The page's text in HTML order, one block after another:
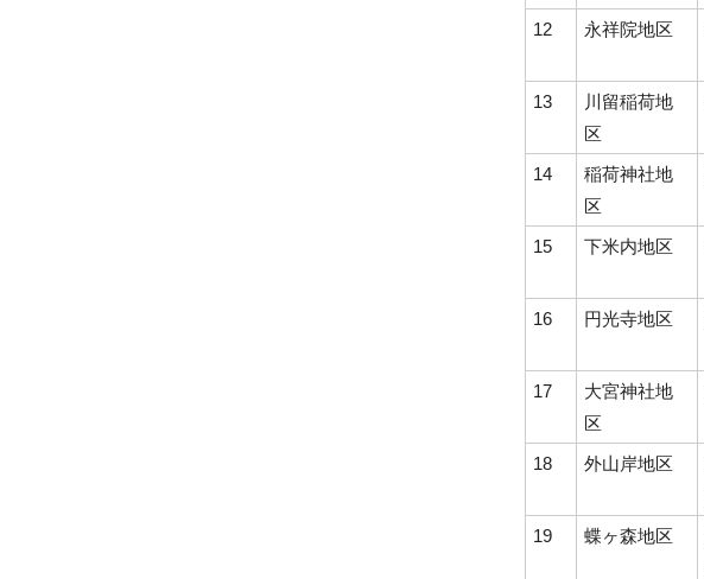
12
永祥院地区
13
川留稲荷地
区
14
稲荷神社地
区
15
下米内地区
16
円光寺地区
17
大宮神社地
区
18
外山岸地区
19
蝶ヶ森地区